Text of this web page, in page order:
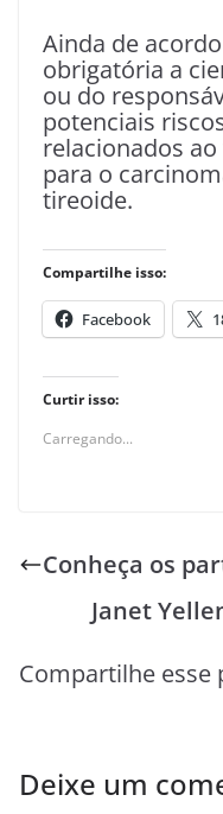
Ainda de
obrigatória a
ou do
potenciais
relacionados
para o
tireoide.
Compartilhe isso:
Facebook
Curtir isso:
Carregando...
Conheça os
Janet
Compartilhe esse
Deixe um